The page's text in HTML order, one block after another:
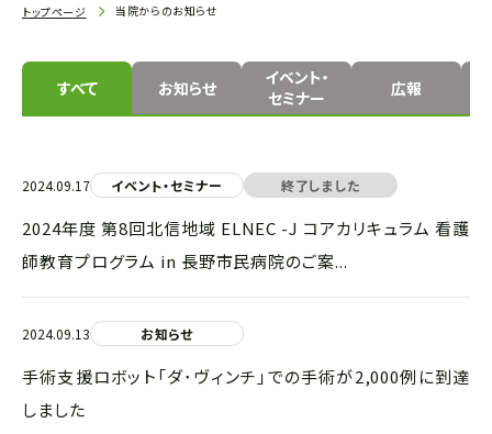
トップページ 当院からのお知らせ
すべて お知らせ
イベント・
セミナー
広報
2024.09.17 イベント・セミナー 終了しました
2024年度 第8回北信地域 ELNEC -J コアカリキュラム 看護
師教育プログラム in 長野市民病院のご案...
2024.09.13 お知らせ
手術支援ロボット「ダ･ヴィンチ」での手術が2,000例に到達
しました